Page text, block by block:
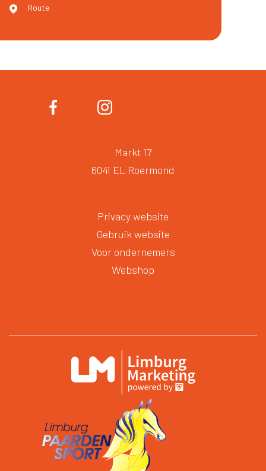
Route
Markt 17
6041 EL Roermond
Privacy website
Gebruik website
Voor ondernemers
Webshop